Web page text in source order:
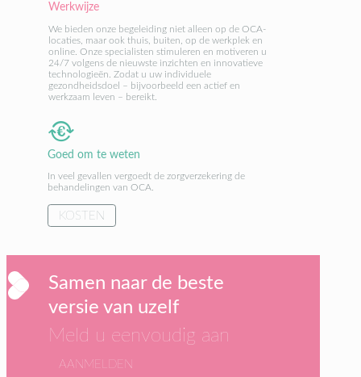
Werkwijze
We bieden onze begeleiding niet alleen op de OCA-
locaties, maar ook thuis, buiten, op de werkplek en
online. Onze specialisten stimuleren en motiveren u
24/7 volgens de nieuwste inzichten en innovatieve
technologieën. Zodat u uw individuele
gezondheidsdoel – bijvoorbeeld een actief en
werkzaam leven – bereikt.
Goed om te weten
In veel gevallen vergoedt de zorgverzekering de
behandelingen van OCA.
KOSTEN
Samen naar de beste
versie van uzelf
Meld u eenvoudig aan
AANMELDEN